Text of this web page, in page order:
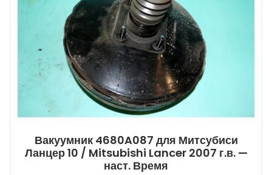
Вакуумник 4680A087 для Митсубиси
Ланцер 10 / Mitsubishi Lancer 2007 г.в. —
наст. Время